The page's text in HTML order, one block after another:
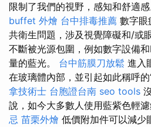
限制了我們的視野，感知和舒適感
buffet 外燴 台中排毒推薦 數字眼
共衛生問題，涉及視覺障礙和/或
不斷被光源包圍，例如數字設備
量的藍光。 台中筋膜刀放鬆 進入
在玻璃體內部，並引起如此稱呼的
拿技術士 台胞證台南 seo tools
說，如今大多數人使用藍紫色輕
忌 苗栗外燴 低價附加件可以減少